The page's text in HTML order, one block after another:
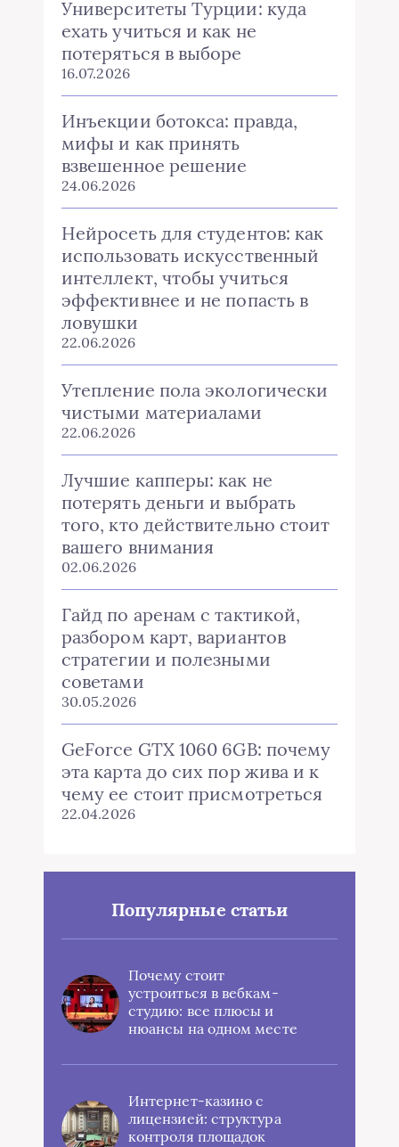
Университеты Турции: куда
ехать учиться и как не
потеряться в выборе
16.07.2026
Инъекции ботокса: правда,
мифы и как принять
взвешенное решение
24.06.2026
Нейросеть для студентов: как
использовать искусственный
интеллект, чтобы учиться
эффективнее и не попасть в
ловушки
22.06.2026
Утепление пола экологически
чистыми материалами
22.06.2026
Лучшие капперы: как не
потерять деньги и выбрать
того, кто действительно стоит
вашего внимания
02.06.2026
Гайд по аренам с тактикой,
разбором карт, вариантов
стратегии и полезными
советами
30.05.2026
GeForce GTX 1060 6GB: почему
эта карта до сих пор жива и к
чему ее стоит присмотреться
22.04.2026
Популярные статьи
Почему стоит
устроиться в вебкам-
студию: все плюсы и
нюансы на одном месте
Интернет-казино с
лицензией: структура
контроля площадок